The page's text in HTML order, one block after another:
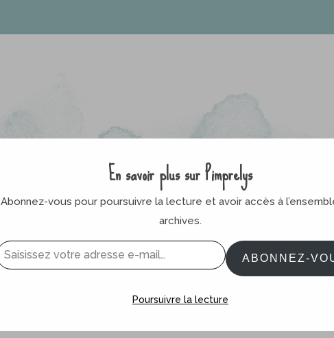
En savoir plus sur Pimprelys
Abonnez-vous pour poursuivre la lecture et avoir accès à
archives.
ABONNEZ-
Poursuivre la lecture